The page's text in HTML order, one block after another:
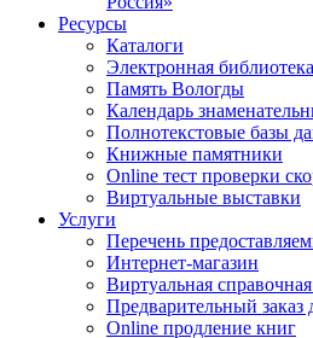
Ресурсы
Каталоги
Электронная библиотека
Память Вологды
Календарь
Полнотекстовые базы
Книжные памятники
Online тест проверки
Виртуальные выставки
Услуги
Перечень
Интернет-магазин
Виртуальная
Предварительный заказ
Online продление книг